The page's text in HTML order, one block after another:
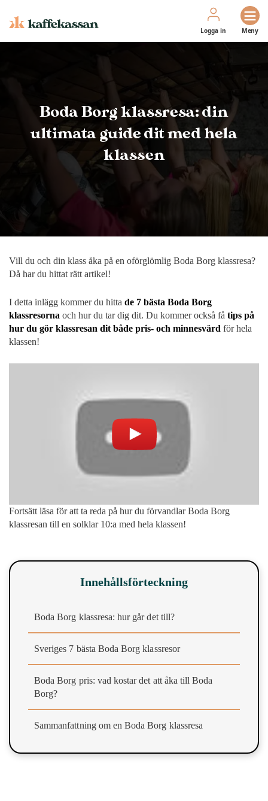
Meny
Logga in
Boda Borg klassresa: din
ultimata guide dit med hela
klassen
Vill du och din klass åka på en oförglömlig Boda Borg klassresa?
Då har du hittat rätt artikel!
I detta inlägg kommer du hitta de 7 bästa Boda Borg
klassresorna och hur du tar dig dit. Du kommer också få tips på
hur du gör klassresan dit både pris- och minnesvärd för hela
klassen!
Fortsätt läsa för att ta reda på hur du förvandlar Boda Borg
klassresan till en solklar 10:a med hela klassen!
Innehållsförteckning
Boda Borg klassresa: hur går det till?
Sveriges 7 bästa Boda Borg klassresor
Boda Borg pris: vad kostar det att åka till Boda
Borg?
Sammanfattning om en Boda Borg klassresa